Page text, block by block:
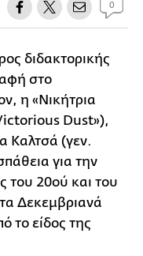
0
διδακτορικής
στο
η «Νικήτρια
Dust»),
Καλτσά (γεν.
για την
του 20ού και του
Δεκεμβριανά
το είδος της